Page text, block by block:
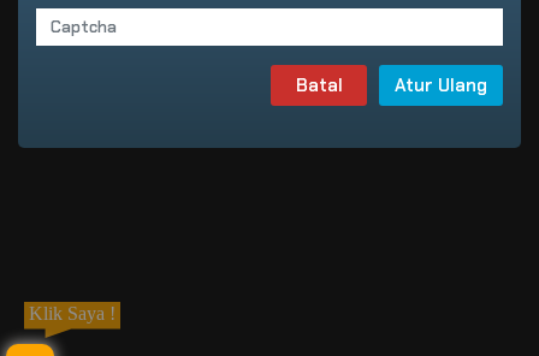
Batal Atur Ulang
Klik Saya !